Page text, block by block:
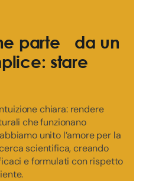
parte da un
stare
chiara: rendere
che funzionano
unito l’amore per la
scientifica, creando
e formulati con rispetto